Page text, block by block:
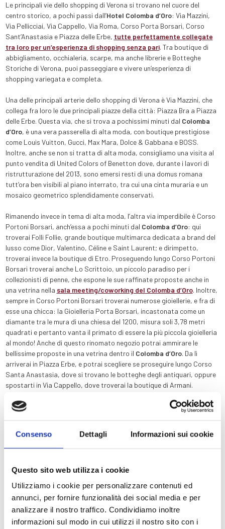
Consenso Dettagli Informazioni sui cookie
Questo sito web utilizza i cookie
Utilizziamo i cookie per personalizzare contenuti ed
annunci, per fornire funzionalità dei social media e per
analizzare il nostro traffico. Condividiamo inoltre
informazioni sul modo in cui utilizzi il nostro sito con i
Le principali vie dello shopping di Verona si trovano nel cuore del
centro storico, a pochi passi dall’Hotel Colomba d’Oro: Via Mazzini,
Via Pellicciai, Via Cappello, Via Roma, Corso Porta Borsari, Corso
Sant’Anastasia e Piazza delle Erbe, tutte perfettamente collegate
tra loro per un’esperienza di shopping senza pari. Tra boutique di
abbigliamento, occhialeria, scarpe, ma anche librerie e Botteghe
Storiche di Verona, puoi passeggiare e vivere un’esperienza di
shopping variegata e completa.
Una delle principali arterie dello shopping di Verona è Via Mazzini, che
collega fra loro le due principali piazze della città: Piazza Bra a Piazza
delle Erbe. Questa via, che si trova a pochissimi minuti dal Colomba
d’Oro, è una vera passerella di alta moda, con boutique prestigiose
come Louis Vuitton, Gucci, Max Mara, Dolce & Gabbana e BOSS.
Inoltre, anche se non si tratta di alta moda, consigliamo una visita al
punto vendita di United Colors of Benetton dove, durante i lavori di
ristrutturazione del 2013, sono emersi resti di una domus romana
tutt’ora ben visibili al piano interrato, tra cui una cinta muraria e un
mosaico geometrico splendidamente conservati.
Rimanendo invece in tema di alta moda, l’altra via imperdibile è Corso
Portoni Borsari, anch’essa a pochi minuti dal Colomba d’Oro: qui
troverai Folli Follie, grande boutique multimarca dedicata a brand del
lusso come Dior, Valentino, Céline e Saint Laurent; e dirimpetto,
troverai invece la boutique di Etro. Proseguendo lungo Corso Portoni
Borsari troverai anche Lo Scrittoio, un piccolo paradiso per i
collezionisti di penne, che espone le sue raffinate proposte anche in
una vetrina nella sala meeting/coworking del Colomba d’Oro. Inoltre,
sempre in Corso Portoni Borsari troverai numerose gioiellerie, e fra di
esse una chicca: la Gioielleria Porta Borsari, incastonata come un
diamante tra le mura di una chiesa del 1200, misura soli 3,78 metri
quadrati e pertanto vanta il primato di essere la più piccola gioielleria
al mondo! Anche di questo rinomato negozio potrai ammirare le
bellissime proposte in una vetrina dentro il Colomba d’Oro. Da lì
arriverai in Piazza Erbe, e potrai scegliere se proseguire lungo Corso
Santa Anastasia, dove si trovano le botteghe degli antiquari, oppure
spostarti in Via Cappello, dove troverai la boutique di Armani.
Se ami scarpe, borse e accessori in cuoio, Verona è la destinazione
d’Oro, tra Via Stella e Corso Sant’Anastasia, puoi entrare nelle
botteghe degli artigiani locali, dove realizzano scarpe su misura e
pagine di un buon libro. Raccomandiamo in particolareGulliver Travel
Books in Via Stella, vicino alla Casa di Giulietta: una libreria
strettamente dedicata solo ai libri sui viaggi e la geografia,
un’eccellenza a livello nazionale molto amata dagli appassionati. Se
Storia